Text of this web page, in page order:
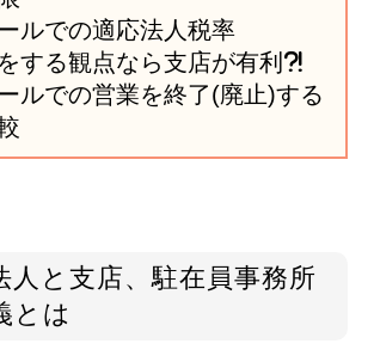
ルでの適応法人税率
する観点なら支店が有利?!
ルでの営業を終了(廃止)する
人と支店、駐在員事務所
とは